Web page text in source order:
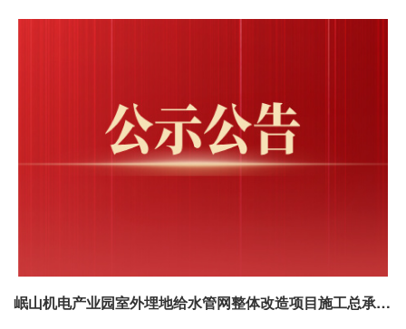
岷山机电产业园室外埋地给水管网整体改造项目施工总承包成交结果公告